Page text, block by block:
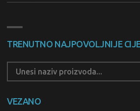
TRENUTNO NAJPOVOLJNIJE
VEZANO